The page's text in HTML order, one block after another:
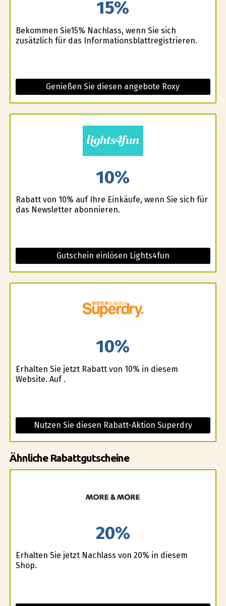
15%
Bekommen Sie15% Nachlass, wenn Sie sich
zusätzlich für das Informationsblattregistrieren.
Genießen Sie diesen angebote Roxy
10%
Rabatt von 10% auf Ihre Einkäufe, wenn Sie sich für
das Newsletter abonnieren.
Gutschein einlösen Lights4fun
10%
Erhalten Sie jetzt Rabatt von 10% in diesem
Website. Auf .
Nutzen Sie diesen Rabatt-Aktion Superdry
Ähnliche Rabattgutscheine
20%
Erhalten Sie jetzt Nachlass von 20% in diesem
Shop.